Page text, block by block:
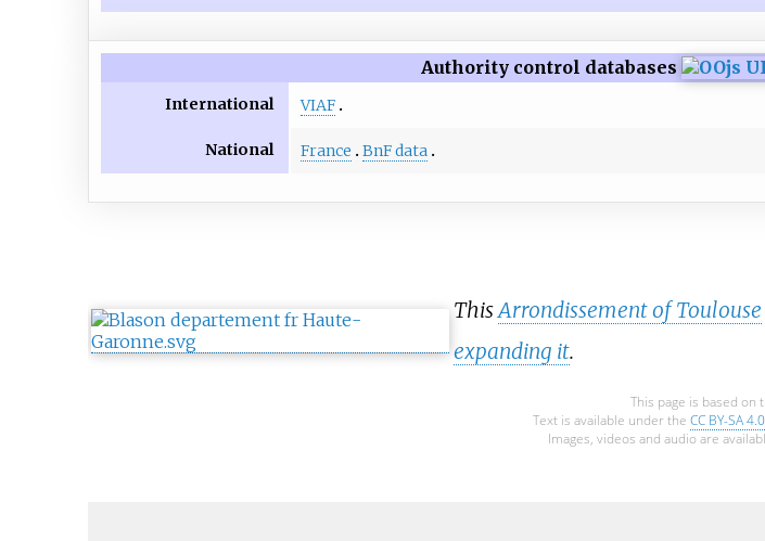
Authority control databases
International VIAF
National France BnF data
ThisArrondissement of Toulouse
expanding it.
This page is based on
Text is available under the CC BY-SA 4.0
Images, videos and audio are